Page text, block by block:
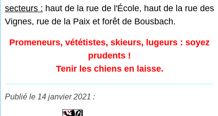
secteurs : haut de la rue de l'École, haut de la rue des
Vignes, rue de la Paix et forêt de Bousbach.
Promeneurs, vététistes, skieurs, lugeurs : soyez
prudents !
Tenir les chiens en laisse.
Publié le 14 janvier 2021 :